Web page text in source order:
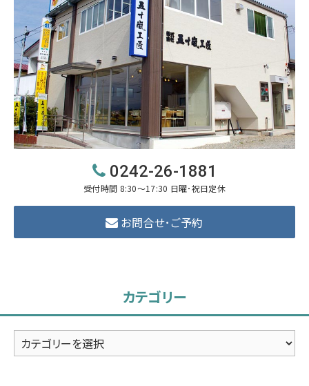
0242-26-1881
受付時間 8:30～17:30 日曜･祝日定休
お問合せ･ご予約
カテゴリー
カ
テ